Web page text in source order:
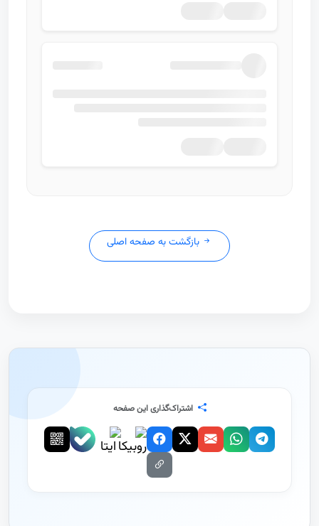
بازگشت به صفحه اصلی
اشتراک‌گذاری این صفحه